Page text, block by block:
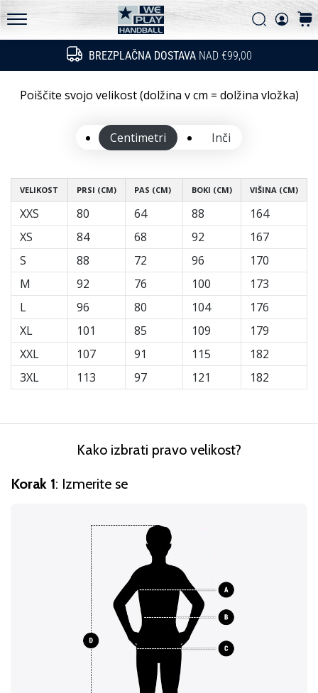
BREZPLAČNA DOSTAVA NAD €99,00
WePlayHandball.si
Iskanje
in
prestopiti
3 min. branja
PUMA
Accelerate
NITRO
SQD
5
Spoznaj
nove
rokomentske
copate
PUMA
Accelerate
NITRO
5!
in
ambasador/ka
Pogosto zastavljena vprašanja
Politika zasebnosti
Poiščite svojo velikost (dolžina v cm = dolžina vložka)
Centimetri Inči
VELIKOST
XXS
XS
S
M
L
XL
XXL
3XL
PRSI (CM)
80
84
88
92
96
101
107
113
PAS (CM)
64
68
72
76
80
85
91
97
BOKI (CM)
88
92
96
100
104
109
115
121
VIŠINA (CM)
164
167
170
173
176
179
182
182
Kako izbrati pravo velikost?
Korak 1: Izmerite se